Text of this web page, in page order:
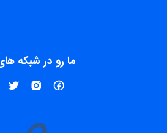
ما رو در شبکه